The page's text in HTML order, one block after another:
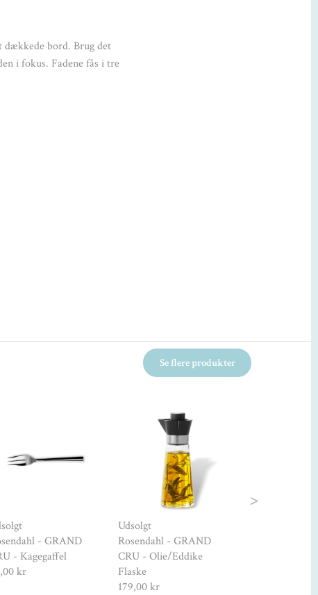
vaskes på max. 50-55° C i opvaskemaskine.
dækkede bord. Brug det
i fokus. Fadene fås i tre
Se flere produkter
- GRAND
- Kagegaffel
kr
Udsolgt
Rosendahl - GRAND
CRU - Olie/Eddike
Flaske
179,00 kr